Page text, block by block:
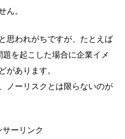
ん。
思われがちですが、たとえば
を起こした場合に企業イメ
があります。
ノーリスクとは限らないのが
サーリンク